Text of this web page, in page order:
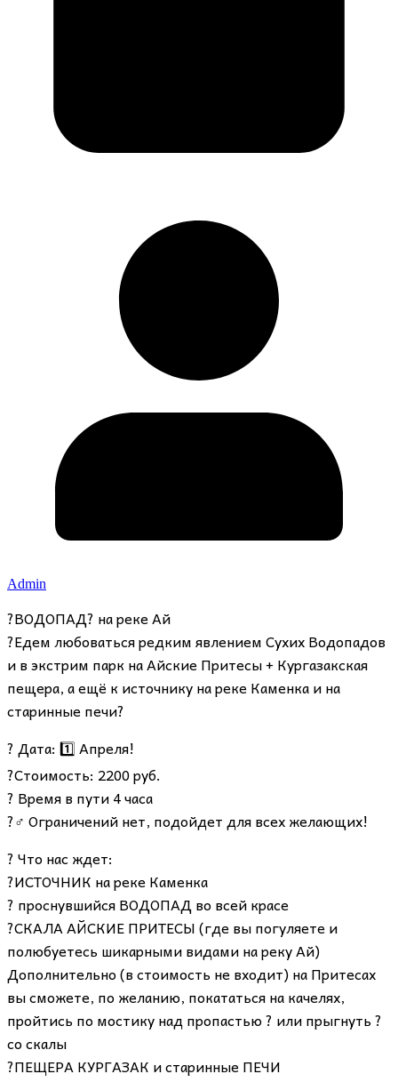
Admin
?ВОДОПАД? на реке Ай
?️Едем любоваться редким явлением Сухих Водопадов
и в экстрим парк на Айские Притесы + Кургазакская
пещера, а ещё к источнику на реке Каменка и на
старинные печи?
? Дата: 1️⃣ Апреля!
?Стоимость: 2200 руб.
? Время в пути 4 часа
?‍♂️ Ограничений нет, подойдет для всех желающих!
? Что нас ждет:
?ИСТОЧНИК на реке Каменка
? проснувшийся ВОДОПАД во всей красе
?СКАЛА АЙСКИЕ ПРИТЕСЫ (где вы погуляете и
полюбуетесь шикарными видами на реку Ай)
Дополнительно (в стоимость не входит) на Притесах
вы сможете, по желанию, покататься на качелях,
пройтись по мостику над пропастью ? или прыгнуть ?
со скалы
?ПЕЩЕРА КУРГАЗАК и старинные ПЕЧИ